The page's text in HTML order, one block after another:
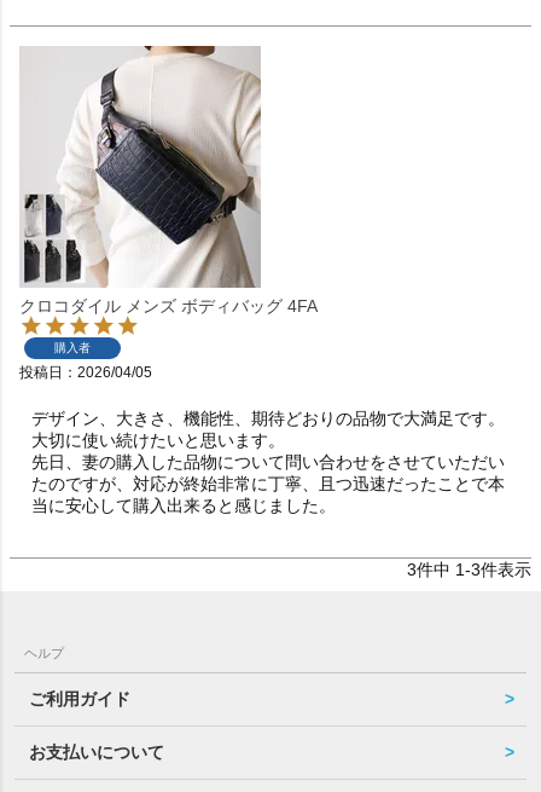
クロコダイル メンズ ボディバッグ 4FA
購入者
投稿日 2026/04/05
デザイン、大きさ、機能性、期待どおりの品物で大満足です。
大切に使い続けたいと思います。
先日、妻の購入した品物について問い合わせをさせていただい
たのですが、対応が終始非常に丁寧、且つ迅速だったことで本
当に安心して購入出来ると感じました。
3件中 1-3件表示
ヘルプ
ご利用ガイド
お支払いについて